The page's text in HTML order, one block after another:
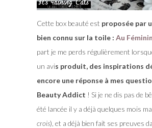
Cette box beauté est proposée par
bien connu sur la toile : Au Féminin
part je me perds régulièrement
un avis produit, des inspirations
encore une réponse à mes
Beauty Addict ! Si je ne dis pas de
été lancée il y a déjà quelques mois
crois), et a déjà bien fait ses preuves